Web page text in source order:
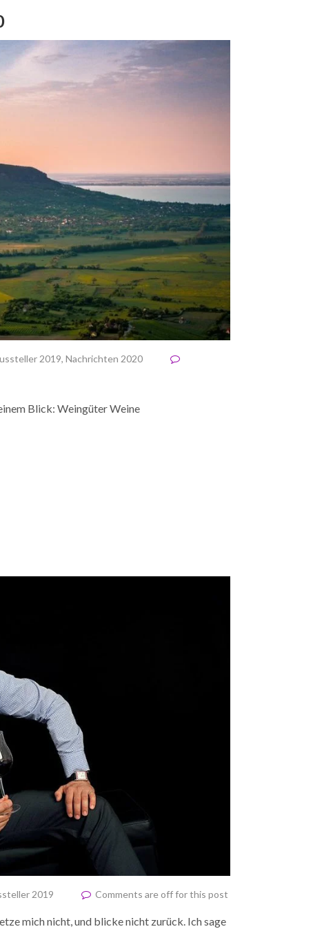
2019, Nachrichten 2020
Blick: Weingüter Weine
2019 Comments are off for this post
mich nicht, und blicke nicht zurück. Ich sage